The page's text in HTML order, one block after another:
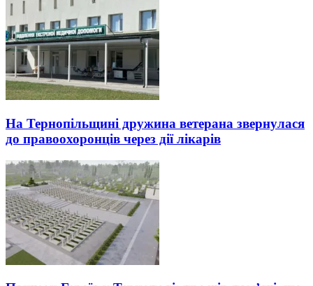
На Тернопільщині дружина ветерана звернулася
до правоохоронців через дії лікарів